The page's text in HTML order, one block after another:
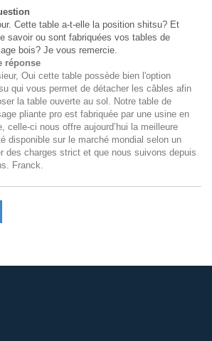
Cette table a-t-elle la position shitsu? Et
savoir ou sont fabriquées vos tables de
bois? Je vous remercie.
réponse
Oui cette table possède bien l'option
qui vous permet de détacher les câbles afin
la table ouverte au sol. Notre table de
pliante pro est fabriquée par une usine en
celle-ci nous offre aujourd’hui la meilleure
disponible sur le marché mondial selon un
des charges strict et que nous suivons depuis
Franck.